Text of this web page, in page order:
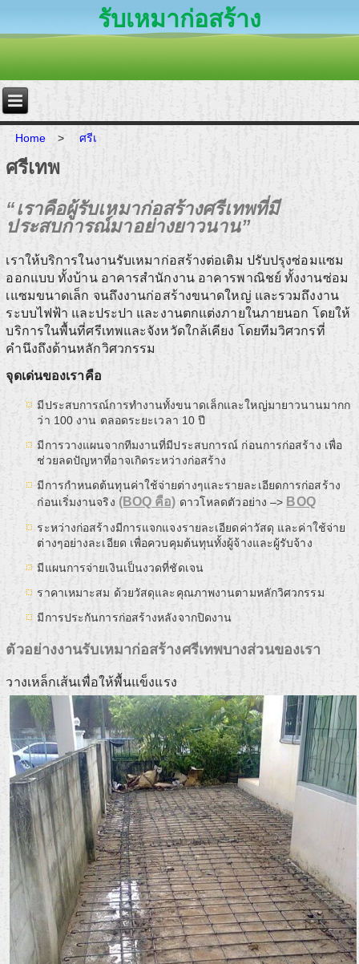
รับเหมาก่อสร้าง
Home > ศรีเ
ศรีเทพ
“เราคือผู้รับเหมาก่อสร้างศรีเทพที่มี
ประสบการณ์มาอย่างยาวนาน”
เราให้บริการในงานรับเหมาก่อสร้างต่อเติม ปรับปรุงซ่อมแซม
ออกแบบ ทั้งบ้าน อาคารสำนักงาน อาคารพาณิชย์ ทั้งงานซ่อม
เแซมขนาดเล็ก จนถึงงานก่อสร้างขนาดใหญ่ และรวมถึงงาน
ระบบไฟฟ้า และประปา และงานตกแต่งภายในภายนอก โดยให้
บริการในพื้นที่ศรีเทพและจังหวัดใกล้เคียง โดยทีมวิศวกรที่
คำนึงถึงด้านหลักวิศวกรรม
จุดเด่นของเราคือ
มีประสบการณ์การทำงานทั้งขนาดเล็กและใหญ่มายาวนานมากก
ว่า 100 งาน ตลอดระยะเวลา 10 ปี
มีการวางแผนจากทีมงานที่มีประสบการณ์ ก่อนการก่อสร้าง เพื่อ
ช่วยลดปัญหาที่อาจเกิดระหว่างก่อสร้าง
มีการกำหนดต้นทุนค่าใช้จ่ายต่างๆและรายละเอียดการก่อสร้าง
ก่อนเริ่มงานจริง (BOQ คือ) ดาวโหลดตัวอย่าง –> BOQ
ระหว่างก่อสร้างมีการแจกแจงรายละเอียดค่าวัสดุ และค่าใช้จ่าย
ต่างๆอย่างละเอียด เพื่อควบคุมต้นทุนทั้งผู้จ้างและผู้รับจ้าง
มีแผนการจ่ายเงินเป็นงวดที่ชัดเจน
ราคาเหมาะสม ด้วยวัสดุและคุณภาพงานตามหลักวิศวกรรม
มีการประกันการก่อสร้างหลังจากปิดงาน
ตัวอย่างงานรับเหมาก่อสร้างศรีเทพบางส่วนของเรา
วางเหล็กเส้นเพื่อให้พื้นแข็งแรง